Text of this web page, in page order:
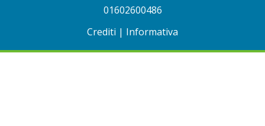
01602600486
Crediti | Informativa